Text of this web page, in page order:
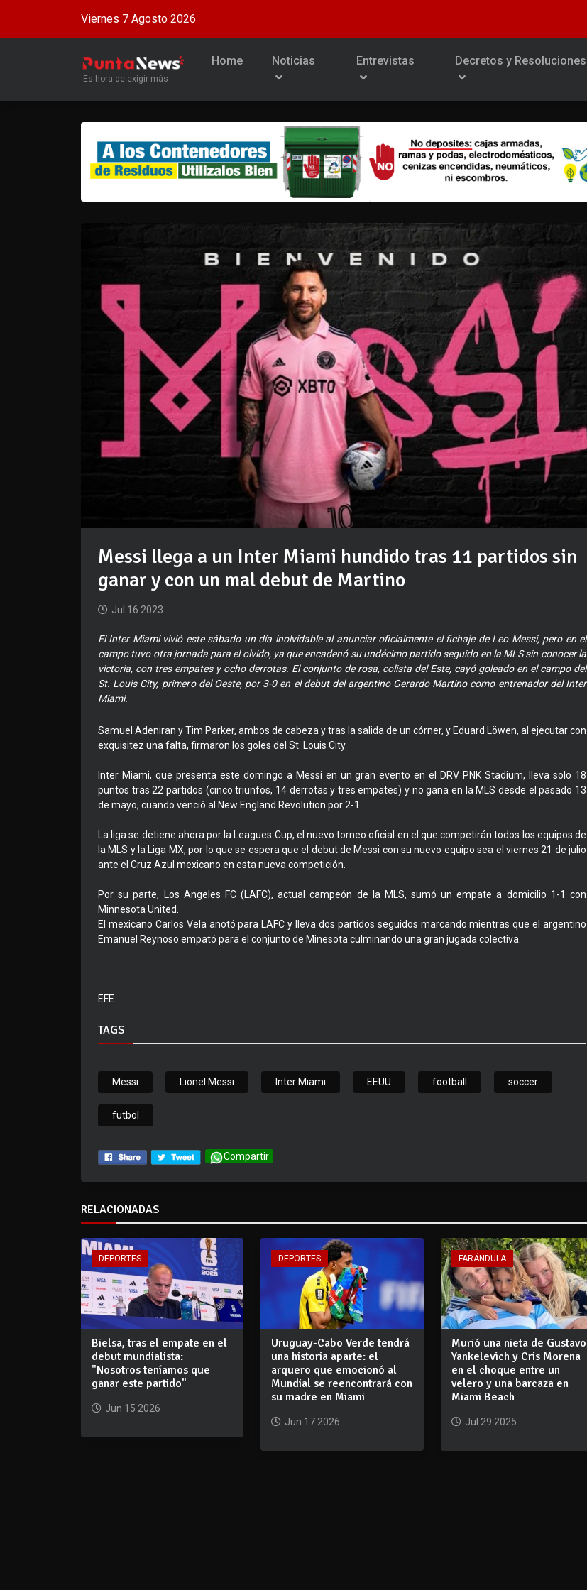
Viernes 7 Agosto 2026
Es hora de exigir más
Home Noticias Entrevistas Decretos y Resoluciones
Messi llega a un Inter Miami hundido tras 11 partidos sin
ganar y con un mal debut de Martino
Jul 16 2023
El Inter Miami vivió este sábado un día inolvidable al anunciar oficialmente el fichaje de Leo Messi, pero en el
campo tuvo otra jornada para el olvido, ya que encadenó su undécimo partido seguido en la MLS sin conocer la
victoria, con tres empates y ocho derrotas. El conjunto de rosa, colista del Este, cayó goleado en el campo del
St. Louis City, primero del Oeste, por 3-0 en el debut del argentino Gerardo Martino como entrenador del Inter
Miami.
Samuel Adeniran y Tim Parker, ambos de cabeza y tras la salida de un córner, y Eduard Löwen, al ejecutar con
exquisitez una falta, firmaron los goles del St. Louis City.
Inter Miami, que presenta este domingo a Messi en un gran evento en el DRV PNK Stadium, lleva solo 18
puntos tras 22 partidos (cinco triunfos, 14 derrotas y tres empates) y no gana en la MLS desde el pasado 13
de mayo, cuando venció al New England Revolution por 2-1.
La liga se detiene ahora por la Leagues Cup, el nuevo torneo oficial en el que competirán todos los equipos de
la MLS y la Liga MX, por lo que se espera que el debut de Messi con su nuevo equipo sea el viernes 21 de julio
ante el Cruz Azul mexicano en esta nueva competición.
Por su parte, Los Angeles FC (LAFC), actual campeón de la MLS, sumó un empate a domicilio 1-1 con
Minnesota United.
El mexicano Carlos Vela anotó para LAFC y lleva dos partidos seguidos marcando mientras que el argentino
Emanuel Reynoso empató para el conjunto de Minesota culminando una gran jugada colectiva.
EFE
TAGS
Messi Lionel Messi Inter Miami EEUU football soccer
futbol
Compartir
RELACIONADAS
DEPORTES
Bielsa, tras el empate en el
debut mundialista:
"Nosotros teníamos que
ganar este partido"
Jun 15 2026
DEPORTES
Uruguay-Cabo Verde tendrá
una historia aparte: el
arquero que emocionó al
Mundial se reencontrará con
su madre en Miami
Jun 17 2026
FARÁNDULA
Murió una nieta de Gustavo
Yankelevich y Cris Morena
en el choque entre un
velero y una barcaza en
Miami Beach
Jul 29 2025